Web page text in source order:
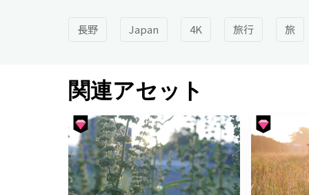
長野 Japan 4K 旅行 旅
関連アセット